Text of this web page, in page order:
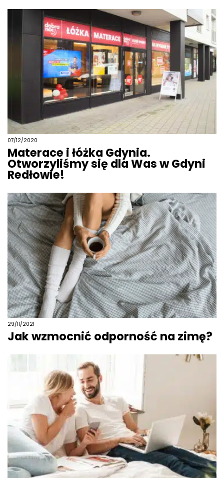
07/12/2020
Materace i łóżka Gdynia.
Otworzyliśmy się dla Was w Gdyni
Redłowie!
29/11/2021
Jak wzmocnić odporność na zimę?